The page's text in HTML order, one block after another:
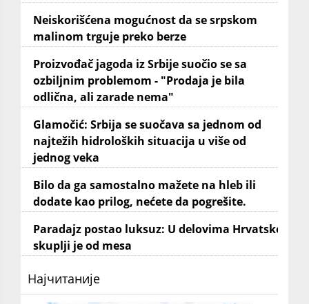
Neiskorišćena mogućnost da se srpskom
malinom trguje preko berze
Proizvođač jagoda iz Srbije suočio se sa
ozbiljnim problemom - "Prodaja je bila
odlična, ali zarade nema"
Glamočić: Srbija se suočava sa jednom od
najtežih hidroloških situacija u više od
jednog veka
Bilo da ga samostalno mažete na hleb ili
dodate kao prilog, nećete da pogrešite.
Paradajz postao luksuz: U delovima Hrvatske
skuplji je od mesa
Најчитаније